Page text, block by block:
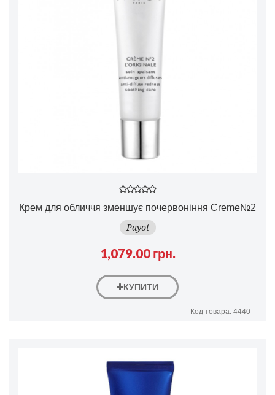
Крем для обличчя зменшує почервоніння Creme№2
Payot
1,079.00 грн.
КУПИТИ
Код товара: 4440